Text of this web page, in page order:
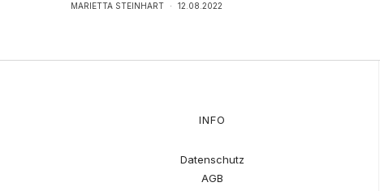
MARIETTA STEINHART · 12.08.2022
INFO
Datenschutz
AGB